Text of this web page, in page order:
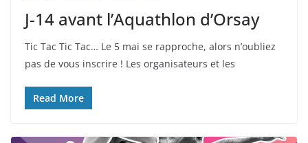
J-14 avant l’Aquathlon d’Orsay
Tic Tac Tic Tac… Le 5 mai se rapproche, alors n’oubliez
pas de vous inscrire ! Les organisateurs et les
Read More